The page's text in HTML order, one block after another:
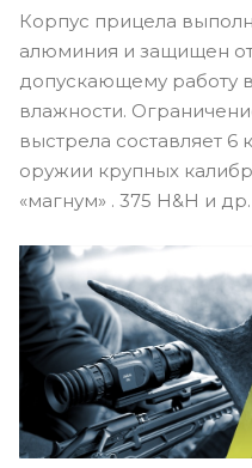
Корпус прицела
алюминия и защищен
допускающему работу
влажности.
выстрела составляет 6
оружии крупных
«магнум» . 375 H&H и др.